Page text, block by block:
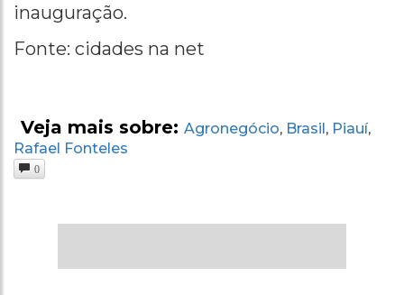
inauguração.
Fonte: cidades na net
Veja mais sobre: Agronegócio, Brasil, Piauí,
Rafael Fonteles
0